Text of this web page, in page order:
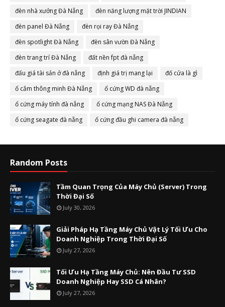
đèn nhà xưởng Đà Nẵng
đèn năng lượng mặt trời JINDIAN
đèn panel Đà Nẵng
đèn rọi ray Đà Nẵng
đèn spotlight Đà Nẵng
đèn sân vườn Đà Nẵng
đèn trang trí Đà Nẵng
đất nền fpt đà nẵng
đấu giá tài sản ở đà nẵng
định giá trị mang lại
đố cửa là gì
ổ cắm thông minh Đà Nẵng
ổ cứng WD đà nẵng
ổ cứng máy tính đà nẵng
ổ cứng mạng NAS Đà Nẵng
ổ cứng seagate đà nẵng
ổ cứng đầu ghi camera đà nẵng
Random Posts
Tầm Quan Trọng Của Máy Chủ (Server) Trong
Thời Đại Số
July 30, 2026
Giải Pháp Hạ Tầng Máy Chủ Vật Lý Tối Ưu Cho
Doanh Nghiệp Trong Thời Đại Số
July 27, 2026
Tối Ưu Hạ Tầng Máy Chủ: Nên Đầu Tư SSD
Doanh Nghiệp Hay SSD Cá Nhân?
July 27, 2026